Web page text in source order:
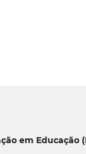
em Educação